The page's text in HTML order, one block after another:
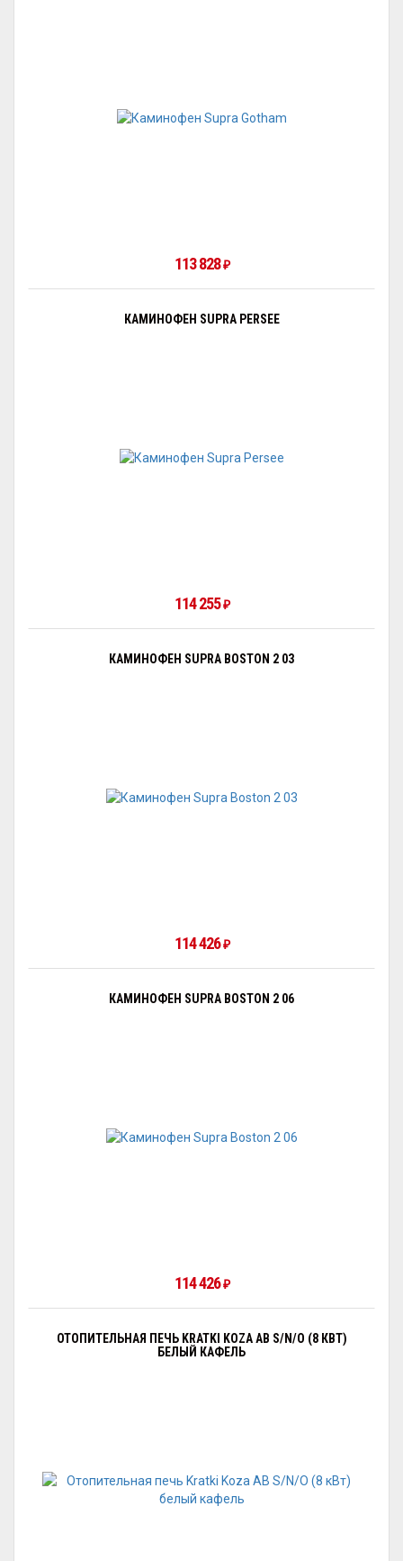
113 828 ₽
КАМИНОФЕН SUPRA PERSEE
114 255 ₽
КАМИНОФЕН SUPRA BOSTON 2 03
114 426 ₽
КАМИНОФЕН SUPRA BOSTON 2 06
114 426 ₽
ОТОПИТЕЛЬНАЯ ПЕЧЬ KRATKI KOZA AB S/N/O (8 КВТ)
БЕЛЫЙ КАФЕЛЬ